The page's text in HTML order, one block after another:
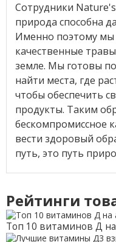
Сотрудники
природа способна
Именно поэтому мы
качественные
земле. Мы готовы
найти места, где
чтобы обеспечить
продукты. Таким
бескомпромиссное
вести здоровый
путь, это путь
Рейтинги
Топ 10 витаминов Д